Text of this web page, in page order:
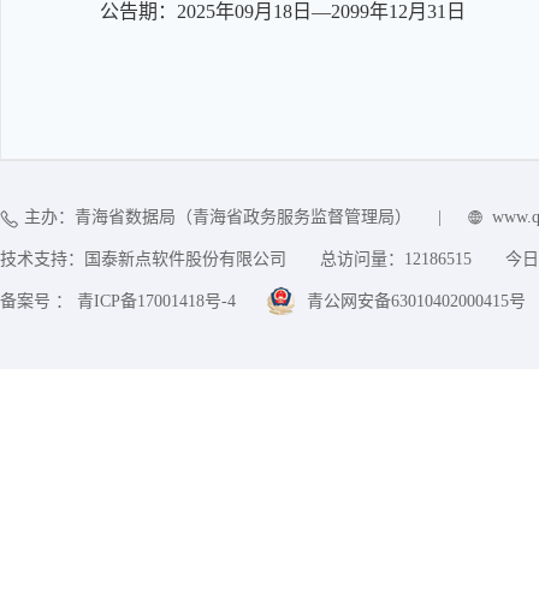
公告期：2025年09月18日—2099年12月31日
主办：青海省数据局（青海省政务服务监督管理局）
技术支持：国泰新点软件股份有限公司 总访问量： 12186515 今
备案号 ： 青ICP备17001418号-4 青公网安备63010402000415号